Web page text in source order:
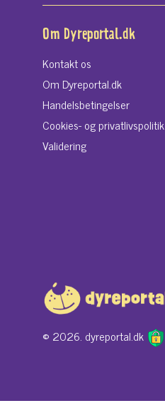
Om Dyreportal.dk
Kontakt os
Om Dyreportal.dk
Handelsbetingelser
Cookies- og privatlivspolitik
Validering
© 2026. dyreportal.dk